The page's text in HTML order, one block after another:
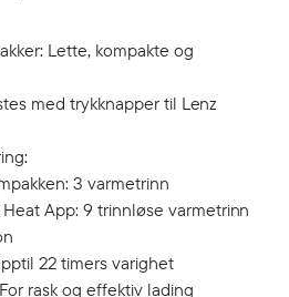
Lette, kompakte og
med trykknapper til Lenz
3 varmetrinn
Heat App: 9 trinnløse varmetrinn
22 timers varighet
rask og effektiv lading